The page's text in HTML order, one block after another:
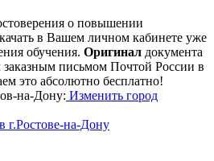
о повышении
в Вашем личном кабинете уже
обучения. Оригинал документа
заказным письмом Почтой России в
это абсолютно бесплатно!
на-Дону: Изменить город
г.Ростове-на-Дону